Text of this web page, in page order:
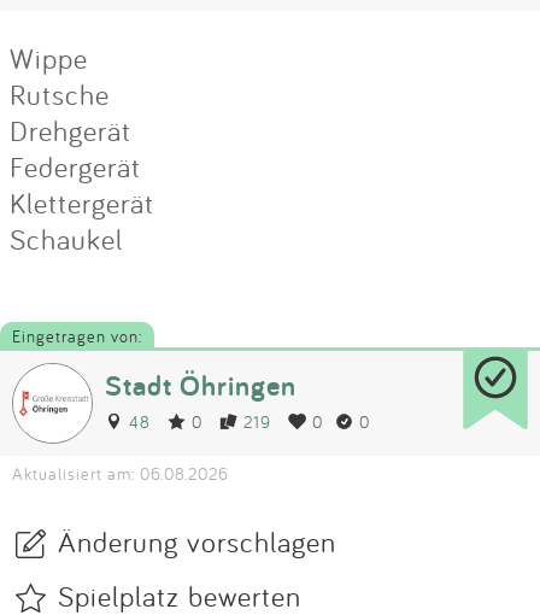
Wippe
Rutsche
Drehgerät
Federgerät
Klettergerät
Schaukel
Eingetragen von:
Stadt Öhringen
48 0 219 0 0
Aktualisiert am: 06.08.2026
Änderung vorschlagen
Spielplatz bewerten